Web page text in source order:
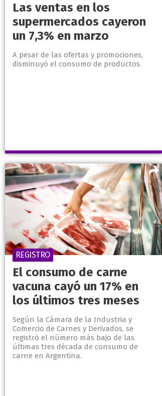
Las ventas en los
supermercados cayeron
un 7,3% en marzo
A pesar de las ofertas y promociones,
disminuyó el consumo de productos.
El consumo de carne
vacuna cayó un 17% en
los últimos tres meses
Según la Cámara de la Industria y
Comercio de Carnes y Derivados, se
registró el número más bajo de las
últimas tres década de consumo de
carne en Argentina.
REGISTRO